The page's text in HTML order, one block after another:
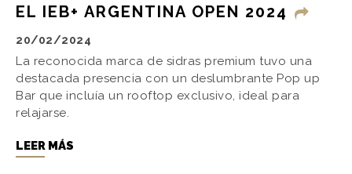
EL IEB+ ARGENTINA OPEN 2024
20/02/2024
La reconocida marca de sidras premium tuvo una
destacada presencia con un deslumbrante Pop up
Bar que incluía un rooftop exclusivo, ideal para
relajarse.
LEER MÁS